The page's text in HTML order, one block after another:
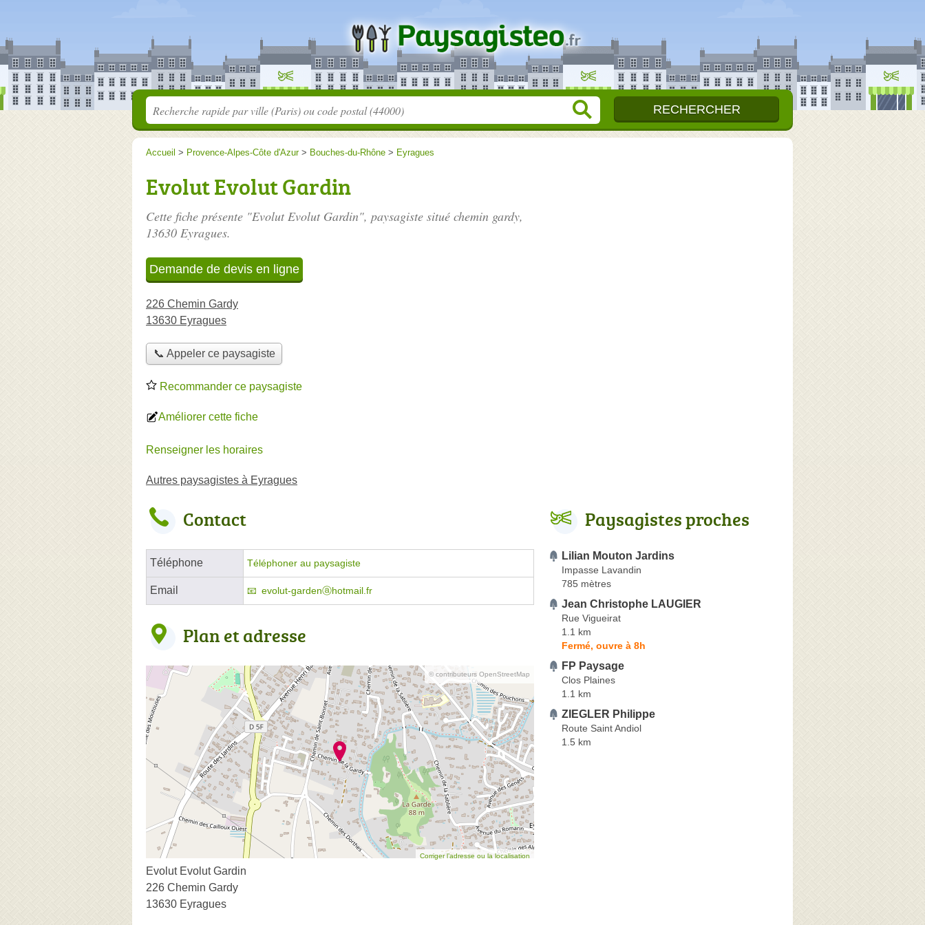
Accueil > Provence-Alpes-Côte d'Azur> Bouches-du-Rhône > Eyragues
Evolut Evolut Gardin
Cette fiche présente "Evolut Evolut Gardin", paysagiste situé chemin gardy,
13630 Eyragues.
Demande de devis en ligne
226 Chemin Gardy
13630 Eyragues
📞 Appeler ce paysagiste
Recommander ce paysagiste
Améliorer cette fiche
Renseigner les horaires
Autres paysagistes à Eyragues
Contact
Téléphone Téléphoner au paysagiste
Email evolut-gardenⓐhotmail.fr
Plan et adresse
© contributeurs OpenStreetMap
Corriger l’adresse ou la localisation
Evolut Evolut Gardin
226 Chemin Gardy
13630 Eyragues
Paysagistes proches
Lilian Mouton Jardins
Impasse Lavandin
785 mètres
Jean Christophe LAUGIER
Rue Vigueirat
1.1 km
Fermé, ouvre à 8h
FP Paysage
Clos Plaines
1.1 km
ZIEGLER Philippe
Route Saint Andiol
1.5 km